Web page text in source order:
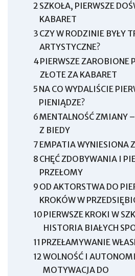
2 SZKOŁA, PIERWSZE
KABARET
3 CZY W RODZINIE BYŁY
ARTYSTYCZNE?
4PIERWSZE ZAROBIONE
ZŁOTE ZA KABARET
5 NA CO WYDALIŚCIE
PIENIĄDZE?
6MENTALNOŚĆ ZMIANY
Z BIEDY
7 EMPATIA WYNIESIONA
8 CHĘĆ ZDOBYWANIA I
PRZEŁOMY
9 OD AKTORSTWA DO
KROKÓW W
10 PIERWSZE KROKI W
HISTORIA BIAŁYCH
11 PRZEŁAMYWANIE
12WOLNOŚĆ I
MOTYWACJA DO